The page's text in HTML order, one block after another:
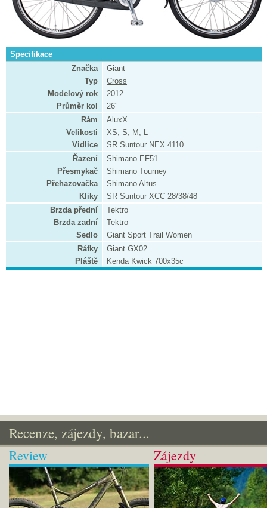
Specifikace
Značka
Giant
Typ
Cross
Modelový rok
2012
Průměr kol
26"
Rám
AluxX
Velikosti
XS, S, M, L
Vidlice
SR Suntour NEX 4110
Řazení
Shimano EF51
Přesmykač
Shimano Tourney
Přehazovačka
Shimano Altus
Kliky
SR Suntour XCC 28/38/48
Brzda přední
Tektro
Brzda zadní
Tektro
Sedlo
Giant Sport Trail Women
Ráfky
Giant GX02
Pláště
Kenda Kwick 700x35c
Recenze, zájezdy, bazar...
Review Zájezdy